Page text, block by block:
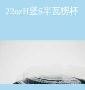
22ozH竖S半瓦楞杯